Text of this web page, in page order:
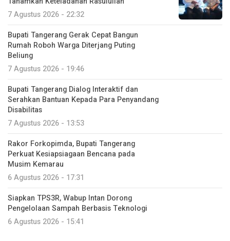
7 Agustus 2026 - 22:32
Bupati Tangerang Gerak Cepat Bangun
Rumah Roboh Warga Diterjang Puting
Beliung
7 Agustus 2026 - 19:46
Bupati Tangerang Dialog Interaktif dan
Serahkan Bantuan Kepada Para Penyandang
Disabilitas
7 Agustus 2026 - 13:53
Rakor Forkopimda, Bupati Tangerang
Perkuat Kesiapsiagaan Bencana pada
Musim Kemarau
6 Agustus 2026 - 17:31
Siapkan TPS3R, Wabup Intan Dorong
Pengelolaan Sampah Berbasis Teknologi
6 Agustus 2026 - 15:41